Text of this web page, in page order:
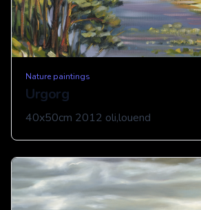
Nature paintings
Urgorg
40x50cm 2012 oli,louend